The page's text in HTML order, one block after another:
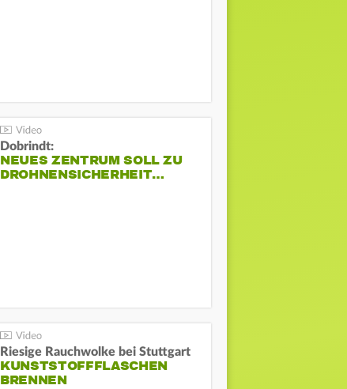
Dobrindt:
NEUES ZENTRUM SOLL ZU
DROHNENSICHERHEIT…
Riesige Rauchwolke bei Stuttgart
KUNSTSTOFFFLASCHEN
BRENNEN